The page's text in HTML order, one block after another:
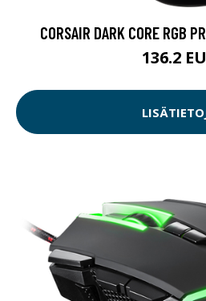
CORSAIR DARK CORE RGB
136.2